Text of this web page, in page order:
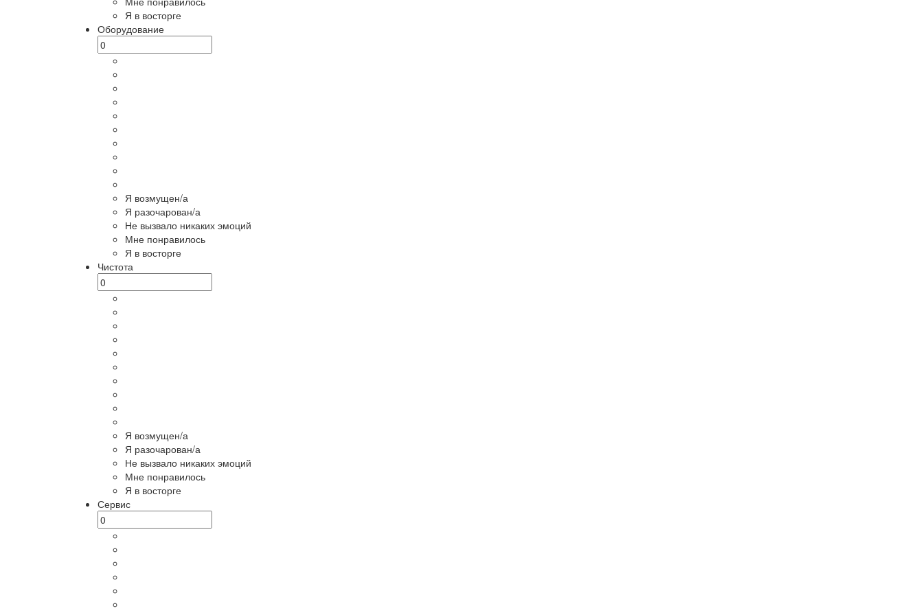
Я в восторге
Оборудование
Я возмущен/а
Я разочарован/а
Не вызвало никаких эмоций
Мне понравилось
Я в восторге
Чистота
Я возмущен/а
Я разочарован/а
Не вызвало никаких эмоций
Мне понравилось
Я в восторге
Сервис